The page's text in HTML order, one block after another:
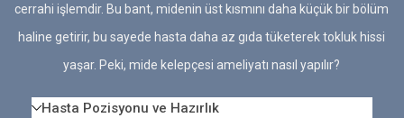
cerrahi işlemdir. Bu bant, midenin üst kısmını daha küçük bir bölüm
haline getirir, bu sayede hasta daha az gıda tüketerek tokluk hissi
yaşar. Peki, mide kelepçesi ameliyatı nasıl yapılır?
Hasta Pozisyonu ve Hazırlık